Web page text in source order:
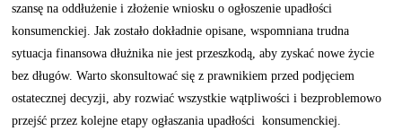
szansę na oddłużenie i złożenie wniosku o ogłoszenie upadłości
konsumenckiej. Jak zostało dokładnie opisane, wspomniana trudna
sytuacja finansowa dłużnika nie jest przeszkodą, aby zyskać nowe życie
bez długów. Warto skonsultować się z prawnikiem przed podjęciem
ostatecznej decyzji, aby rozwiać wszystkie wątpliwości i bezproblemowo
przejść przez kolejne etapy ogłaszania upadłości konsumenckiej.